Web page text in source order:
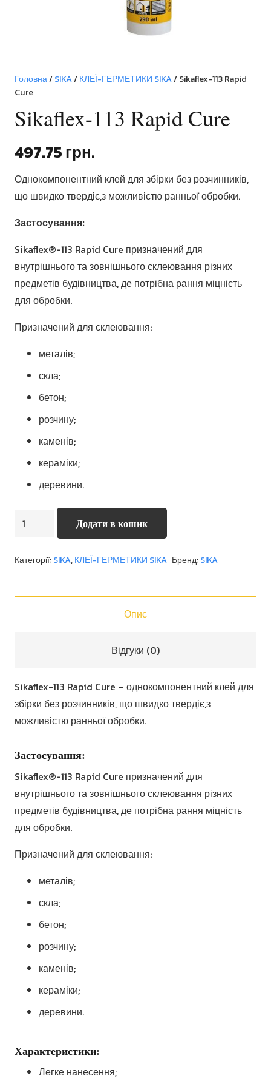
Головна/SIKA/КЛЕЇ-ГЕРМЕТИКИ SIKA/ Sikaflex-113 Rapid
Cure
Sikaflex-113 Rapid Cure
497.75грн.
Однокомпонентний клей для збірки без розчинників,
що швидко твердіє,з можливістю ранньої обробки.
Застосування:
Sikaflex®-113 Rapid Cure призначений для
внутрішнього та зовнішнього склеювання різних
предметів будівництва, де потрібна рання міцність
для обробки.
Призначений для склеювання:
металів;
скла;
бетон;
розчину;
каменів;
кераміки;
деревини.
Sikaflex-
Додати в кошик
Категорії:SIKA,КЛЕЇ-ГЕРМЕТИКИ SIKA Бренд:SIKA
Опис
Відгуки (0)
Sikaflex-113 Rapid Cure – однокомпонентний клей для
збірки без розчинників, що швидко твердіє,з
можливістю ранньої обробки.
Застосування:
Sikaflex®-113 Rapid Cure призначений для
внутрішнього та зовнішнього склеювання різних
предметів будівництва, де потрібна рання міцність
для обробки.
Призначений для склеювання:
металів;
скла;
бетон;
розчину;
каменів;
кераміки;
деревини.
Характеристики:
Легке нанесення;